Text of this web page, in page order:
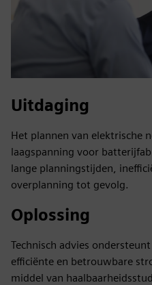
Uitdaging
Het plannen van elektrische
laagspanning voor
lange planningstijden,
overplanning tot gevolg.
Oplossing
Technisch advies
efficiënte en betrouwbare
middel van